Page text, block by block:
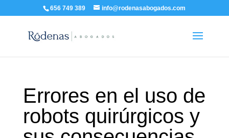
656 749 389 info@rodenasabogados.com
Errores en el uso de
robots quirúrgicos y